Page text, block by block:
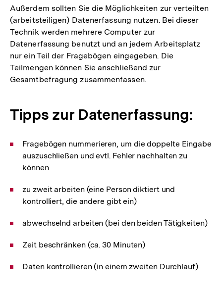
Außerdem sollten Sie die Möglichkeiten zur verteilten
(arbeitsteiligen) Datenerfassung nutzen. Bei dieser
Technik werden mehrere Computer zur
Datenerfassung benutzt und an jedem Arbeitsplatz
nur ein Teil der Fragebögen eingegeben. Die
Teilmengen können Sie anschließend zur
Gesamtbefragung zusammenfassen.
Tipps zur Datenerfassung:
Fragebögen nummerieren, um die doppelte Eingabe
auszuschließen und evtl. Fehler nachhalten zu
können
zu zweit arbeiten (eine Person diktiert und
kontrolliert, die andere gibt ein)
abwechselnd arbeiten (bei den beiden Tätigkeiten)
Zeit beschränken (ca. 30 Minuten)
Daten kontrollieren (in einem zweiten Durchlauf)